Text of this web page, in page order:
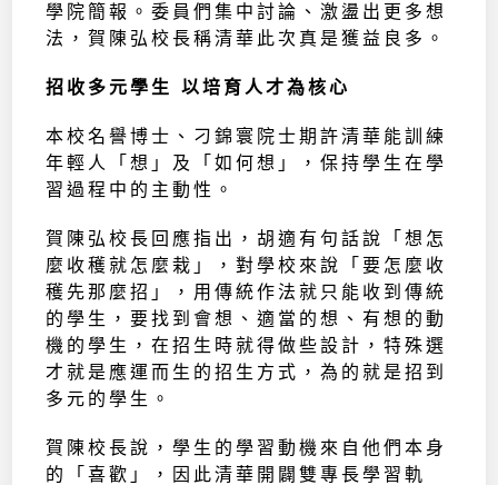
學院簡報。委員們集中討論、激盪出更多想
法，賀陳弘校長稱清華此次真是獲益良多。
招收多元學生 以培育人才為核心
本校名譽博士、刁錦寰院士期許清華能訓練
年輕人「想」及「如何想」，保持學生在學
習過程中的主動性。
賀陳弘校長回應指出，胡適有句話說「想怎
麼收穫就怎麼栽」，對學校來說「要怎麼收
穫先那麼招」，用傳統作法就只能收到傳統
的學生，要找到會想、適當的想、有想的動
機的學生，在招生時就得做些設計，特殊選
才就是應運而生的招生方式，為的就是招到
多元的學生。
賀陳校長說，學生的學習動機來自他們本身
的「喜歡」，因此清華開闢雙專長學習軌